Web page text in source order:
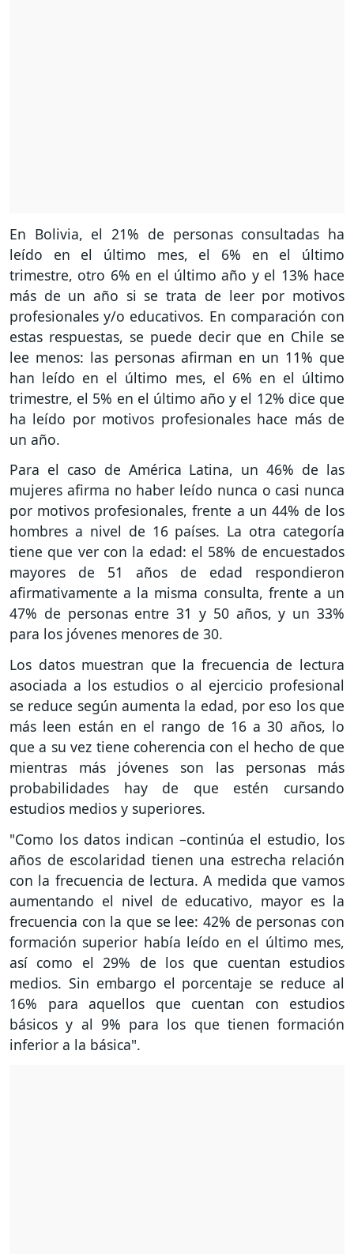
En Bolivia, el 21% de personas consultadas ha
leído en el último mes, el 6% en el último
trimestre, otro 6% en el último año y el 13% hace
más de un año si se trata de leer por motivos
profesionales y/o educativos. En comparación con
estas respuestas, se puede decir que en Chile se
lee menos: las personas afirman en un 11% que
han leído en el último mes, el 6% en el último
trimestre, el 5% en el último año y el 12% dice que
ha leído por motivos profesionales hace más de
un año.
Para el caso de América Latina, un 46% de las
mujeres afirma no haber leído nunca o casi nunca
por motivos profesionales, frente a un 44% de los
hombres a nivel de 16 países. La otra categoría
tiene que ver con la edad: el 58% de encuestados
mayores de 51 años de edad respondieron
afirmativamente a la misma consulta, frente a un
47% de personas entre 31 y 50 años, y un 33%
para los jóvenes menores de 30.
Los datos muestran que la frecuencia de lectura
asociada a los estudios o al ejercicio profesional
se reduce según aumenta la edad, por eso los que
más leen están en el rango de 16 a 30 años, lo
que a su vez tiene coherencia con el hecho de que
mientras más jóvenes son las personas más
probabilidades hay de que estén cursando
estudios medios y superiores.
"Como los datos indican –continúa el estudio, los
años de escolaridad tienen una estrecha relación
con la frecuencia de lectura. A medida que vamos
aumentando el nivel de educativo, mayor es la
frecuencia con la que se lee: 42% de personas con
formación superior había leído en el último mes,
así como el 29% de los que cuentan estudios
medios. Sin embargo el porcentaje se reduce al
16% para aquellos que cuentan con estudios
básicos y al 9% para los que tienen formación
inferior a la básica".